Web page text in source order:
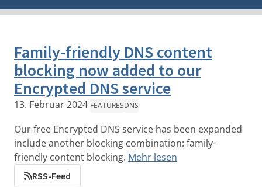
Family-friendly DNS content
blocking now added to our
Encrypted DNS service
13. Februar 2024 FEATURESDNS
Our free Encrypted DNS service has been expanded
include another blocking combination: family-
friendly content blocking. Mehr lesen
RSS-Feed